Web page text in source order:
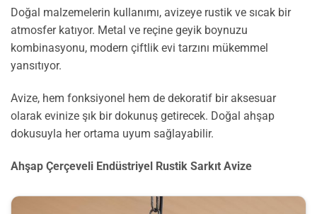
Doğal malzemelerin kullanımı, avizeye rustik ve sıcak bir
atmosfer katıyor. Metal ve reçine geyik boynuzu
kombinasyonu, modern çiftlik evi tarzını mükemmel
yansıtıyor.
Avize, hem fonksiyonel hem de dekoratif bir aksesuar
olarak evinize şık bir dokunuş getirecek. Doğal ahşap
dokusuyla her ortama uyum sağlayabilir.
Ahşap Çerçeveli Endüstriyel Rustik Sarkıt Avize